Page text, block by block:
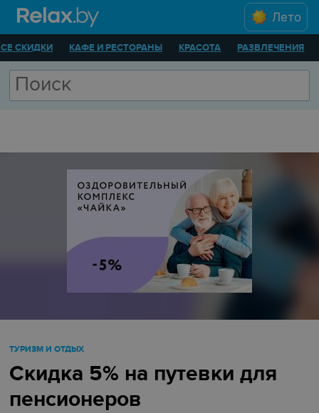
Лето
СКИДКИ КАФЕ И РЕСТОРАНЫ КРАСОТА РАЗВЛЕЧЕНИЯ
ТУРИЗМ И ОТДЫХ
Скидка 5% на путевки для
пенсионеров